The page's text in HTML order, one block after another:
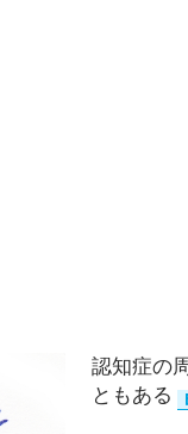
認知症の
ともある